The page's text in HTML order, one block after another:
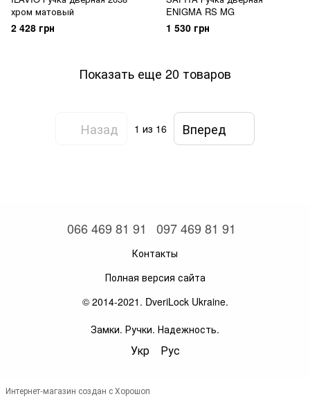
хром матовый
2 428 грн
ENIGMA RS MG
1 530 грн
Показать еще 20 товаров
Назад 1 из 16 Вперед
066 469 81 91 097 469 81 91
Контакты
Полная версия сайта
© 2014-2021. DveriLock Ukraine.
Замки. Ручки. Надежность.
Укр Рус
Интернет-магазин создан с Хорошоп